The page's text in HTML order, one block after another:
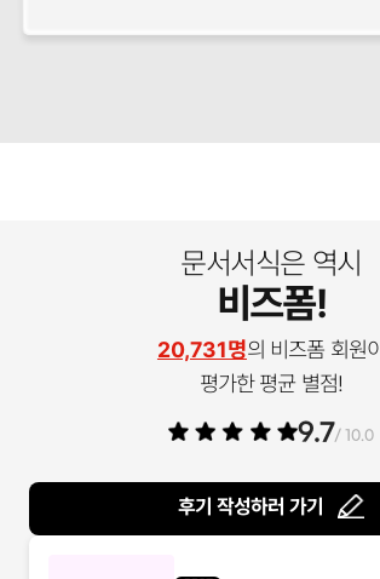
문서서식은 역시
비즈폼!
20,731명의 비즈폼 회원이
평가한 평균 별점!
9.7/ 10.0
후기 작성하러 가기